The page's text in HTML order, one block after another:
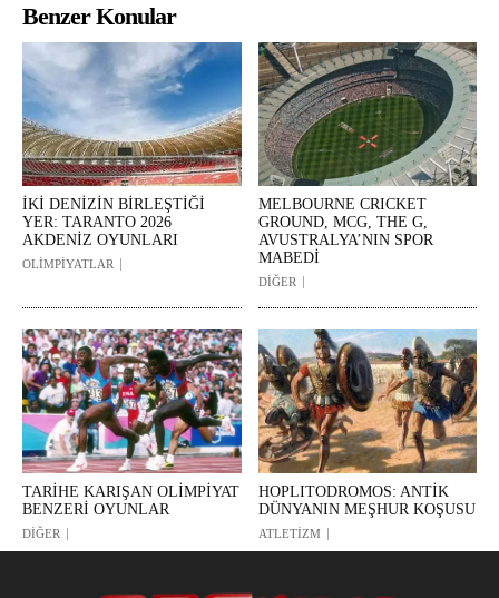
Benzer Konular
İKİ DENİZİN BİRLEŞTİĞİ
YER: TARANTO 2026
AKDENİZ OYUNLARI
OLİMPİYATLAR
MELBOURNE CRICKET
GROUND, MCG, THE G,
AVUSTRALYA’NIN SPOR
MABEDİ
DİĞER
TARİHE KARIŞAN OLİMPİYAT
BENZERİ OYUNLAR
DİĞER
HOPLITODROMOS: ANTİK
DÜNYANIN MEŞHUR KOŞUSU
ATLETİZM